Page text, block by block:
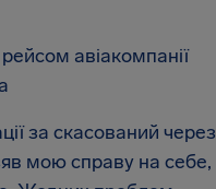
авіакомпанії
за скасований через
мою справу на себе,